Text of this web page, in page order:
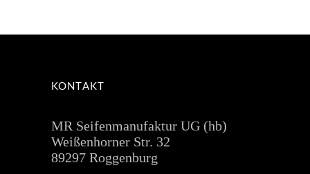
KONTAKT
MR Seifenmanufaktur UG (hb)
Weißenhorner Str. 32
89297 Roggenburg